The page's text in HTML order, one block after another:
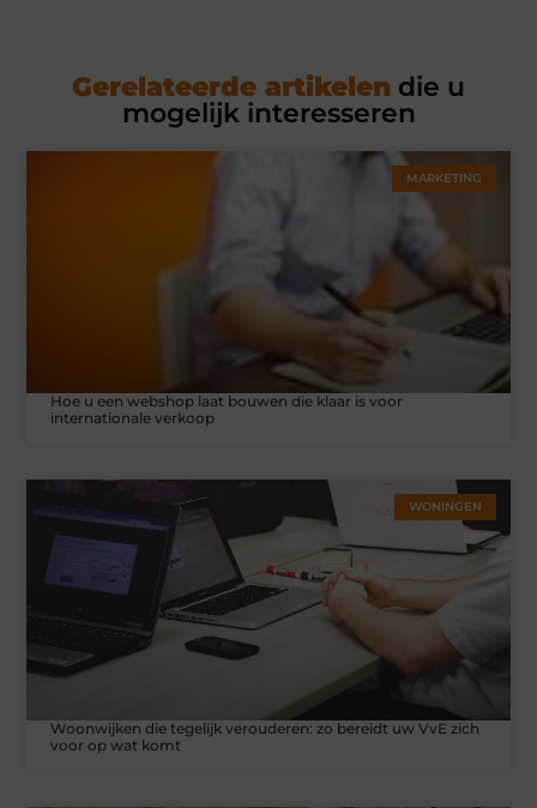
Gerelateerde artikelen die u
mogelijk interesseren
MARKETING
Hoe u een webshop laat bouwen die klaar is voor
internationale verkoop
WONINGEN
Woonwijken die tegelijk verouderen: zo bereidt uw VvE zich
voor op wat komt